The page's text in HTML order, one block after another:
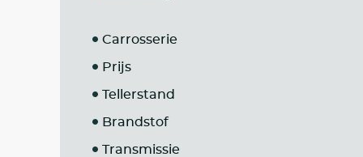
Carrosserie
Prijs
Tellerstand
Brandstof
Transmissie